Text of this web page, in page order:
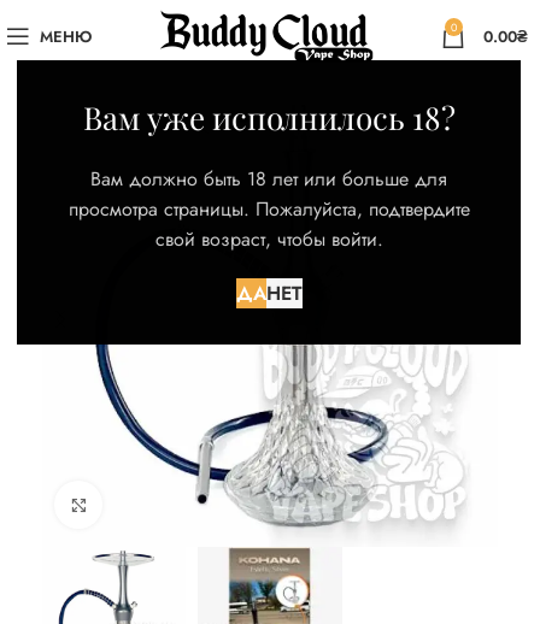
Вам уже исполнилось 18?
Вам должно быть 18 лет или больше для
просмотра страницы. Пожалуйста, подтвердите
свой возраст, чтобы войти.
ДАНЕТ
МЕНЮ 0 0.00₴
Нажмите для увеличения